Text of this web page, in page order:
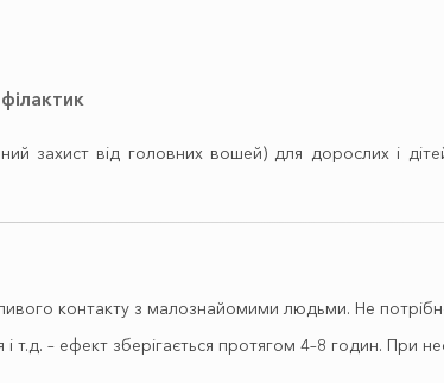
захист від головних вошей) для дорослих і
контакту з малознайомими людьми. Не
т.д. – ефект зберігається протягом 4–8 годин. При